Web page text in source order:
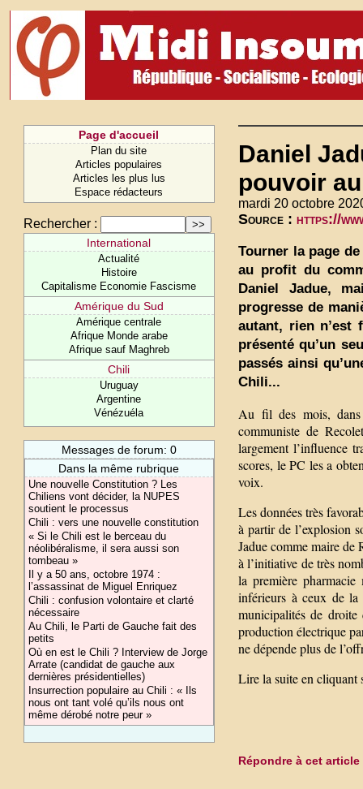
Page d'accueil
Plan du site
Articles populaires
Articles les plus lus
Espace rédacteurs
Rechercher :
International
Actualité
Histoire
Capitalisme Economie Fascisme
Amérique du Sud
Amérique centrale
Afrique Monde arabe
Afrique sauf Maghreb
Chili
Uruguay
Argentine
Vénézuéla
Messages de forum: 0
Dans la même rubrique
Une nouvelle Constitution ? Les
Chiliens vont décider, la NUPES
soutient le processus
Chili : vers une nouvelle constitution
« Si le Chili est le berceau du
néolibéralisme, il sera aussi son
tombeau »
Il y a 50 ans, octobre 1974 :
l’assassinat de Miguel Enriquez
Chili : confusion volontaire et clarté
nécessaire
Au Chili, le Parti de Gauche fait des
petits
Où en est le Chili ? Interview de Jorge
Arrate (candidat de gauche aux
dernières présidentielles)
Insurrection populaire au Chili : « Ils
nous ont tant volé qu’ils nous ont
même dérobé notre peur »
Daniel
pouvoir
mardi 20 octobre
Source : https://
Tourner la page
au profit du
Daniel Jadue,
progresse de
autant, rien n’est
présenté qu’un
passés ainsi
Chili...
Au fil des mois, dans
communiste de
largement l’influence
scores, le PC les a
voix.
Les données très
à partir de l’explosion
Jadue comme maire de
à l’initiative de très
la première
inférieurs à ceux de
municipalités de
production électrique
ne dépende plus de
Lire la suite en cliquant
Répondre à cet article